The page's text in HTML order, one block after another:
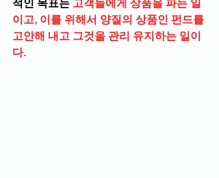
적인 목표는 고객들에게 상품을 파는 일
이고, 이를 위해서 양질의 상품인 펀드를
고안해 내고 그것을 관리 유지하는 일이
다.